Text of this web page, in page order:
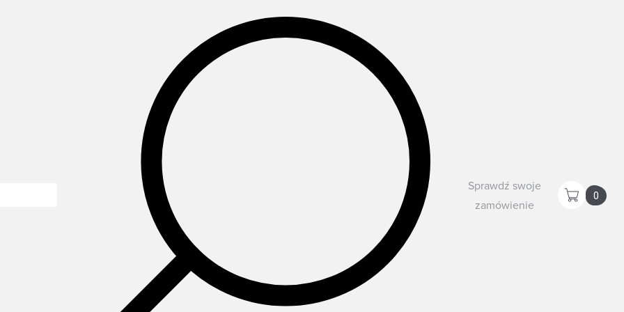
Sprawdź swoje
zamówienie
0